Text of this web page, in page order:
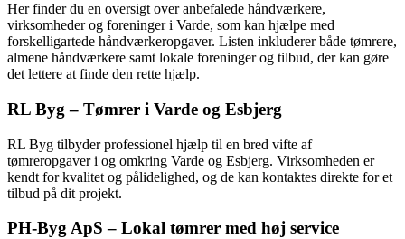
Her finder du en oversigt over anbefalede håndværkere,
virksomheder og foreninger i Varde, som kan hjælpe med
forskelligartede håndværkeropgaver. Listen inkluderer både tømrere,
almene håndværkere samt lokale foreninger og tilbud, der kan gøre
det lettere at finde den rette hjælp.
RL Byg – Tømrer i Varde og Esbjerg
RL Byg tilbyder professionel hjælp til en bred vifte af
tømreropgaver i og omkring Varde og Esbjerg. Virksomheden er
kendt for kvalitet og pålidelighed, og de kan kontaktes direkte for et
tilbud på dit projekt.
PH-Byg ApS – Lokal tømrer med høj service